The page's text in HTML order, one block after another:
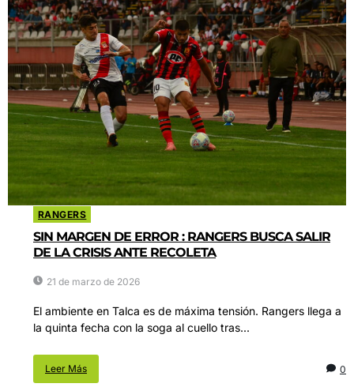
RANGERS
SIN MARGEN DE ERROR : RANGERS BUSCA SALIR
DE LA CRISIS ANTE RECOLETA
21 de marzo de 2026
El ambiente en Talca es de máxima tensión. Rangers llega a
la quinta fecha con la soga al cuello tras...
Leer Más 0